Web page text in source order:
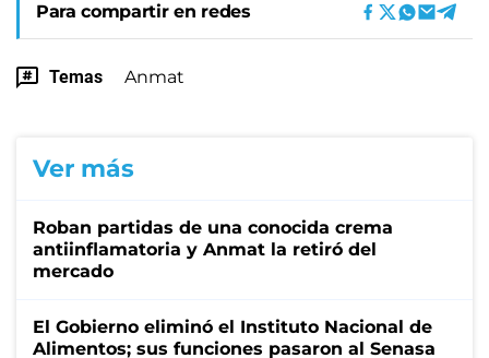
Para compartir en redes
Temas Anmat
Ver más
Roban partidas de una conocida crema
antiinflamatoria y Anmat la retiró del
mercado
El Gobierno eliminó el Instituto Nacional de
Alimentos; sus funciones pasaron al Senasa